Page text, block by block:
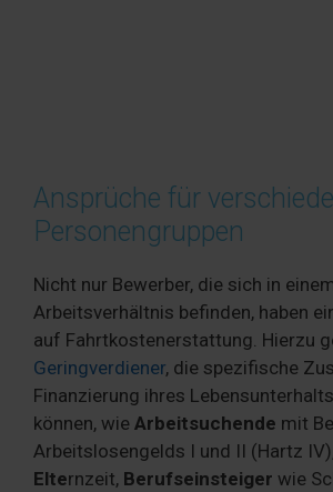
Ansprüche für
Personengruppen
Nicht nur Bewerber, die sich in
Arbeitsverhältnis befinden, haben
auf Fahrtkostenerstattung. Hierzu
Geringverdiener, die spezifische
Finanzierung ihres
können, wie Arbeitsuchende mit
Arbeitslosengelds I und II (Hartz
Elternzeit, Berufseinsteiger wie